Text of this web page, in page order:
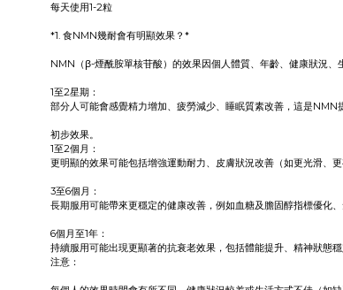
每天使用1-2粒
*1. 食NMN幾耐會有明顯效果？*
NMN（β-煙酰胺單核苷酸）的效果因個人體質、年齡、健康狀況
1至2星期：
部分人可能會感覺精力增加、疲勞減少、睡眠質素改善，這是NMN
初步效果。
1至2個月：
更明顯的效果可能包括增強運動耐力、皮膚狀況改善（如更光滑、
3至6個月：
長期服用可能帶來更穩定的健康改善，例如血糖及膽固醇指標優化、
6個月至1年：
持續服用可能出現更顯著的抗衰老效果，包括體能提升、精神狀態
注意：